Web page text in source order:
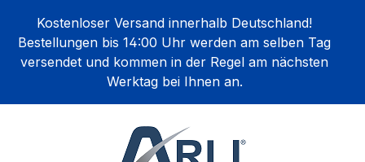
springen
Kostenloser Versand innerhalb Deutschland!
Bestellungen bis 14:00 Uhr werden am selben Tag
versendet und kommen in der Regel am nächsten
Werktag bei Ihnen an.